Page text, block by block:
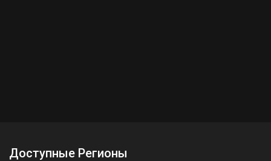
Доступные Регионы